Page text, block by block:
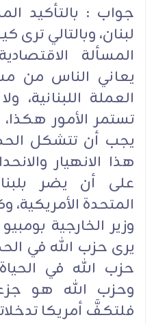
جواب : بالتأكيد
لبنان، وبالتالي
المسألة
يعاني الناس من
العملة
تستمر الأمور
يجب أن تتشكل
هذا الانهيار
على أن يضر
المتحدة الأمريكية،
وزير الخارجية
يرى حزب الله في
حزب الله في الحياة
وحزب الله هو
فلتكفَّ أمريكا